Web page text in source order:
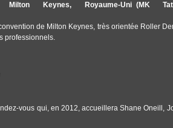
Royaume-Uni (MK
de Milton Keynes, très orientée Roller
professionnels.
vous qui, en 2012, accueillera Shane Oneill,